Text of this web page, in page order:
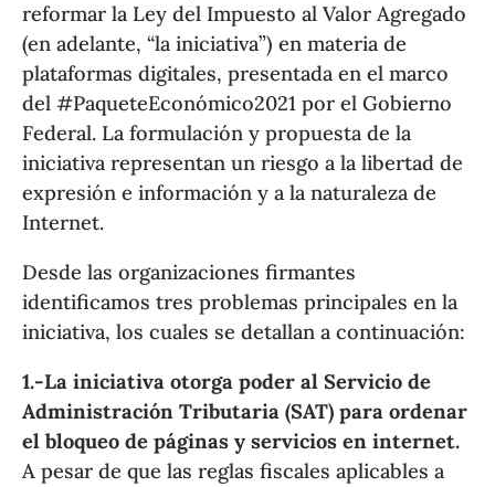
reformar la Ley del Impuesto al Valor Agregado
(en adelante, “la iniciativa”) en materia de
plataformas digitales, presentada en el marco
del #PaqueteEconómico2021 por el Gobierno
Federal. La formulación y propuesta de la
iniciativa representan un riesgo a la libertad de
expresión e información y a la naturaleza de
Internet.
Desde las organizaciones firmantes
identificamos tres problemas principales en la
iniciativa, los cuales se detallan a continuación:
1.-La iniciativa otorga poder al Servicio de
Administración Tributaria (SAT) para ordenar
el bloqueo de páginas y servicios en internet.
A pesar de que las reglas fiscales aplicables a